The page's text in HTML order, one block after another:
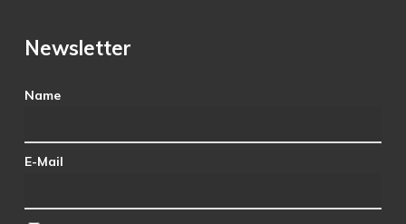
Newsletter
Name
E-Mail